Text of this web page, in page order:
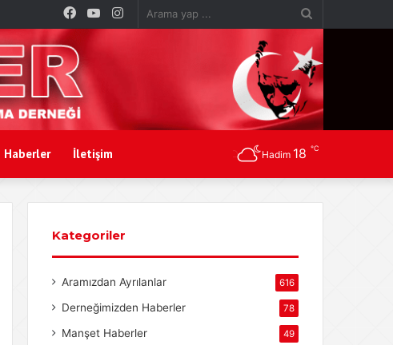
...
Instagram
YouTube
Facebook
Haberler İletişim Hadim 18 ℃
Kategoriler
Aramızdan Ayrılanlar 616
Derneğimizden Haberler 78
Manşet Haberler 49